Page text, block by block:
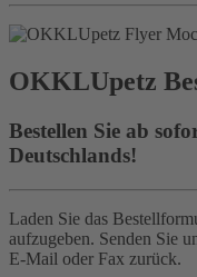
OKKLUpetz
Bestellen Sie ab
Deutschlands!
Laden Sie das
aufzugeben. Senden Sie
E-Mail oder Fax zurück.